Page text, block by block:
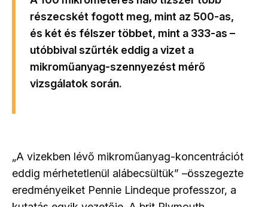
részecskét fogott meg, mint az 500-as,
és két és félszer többet, mint a 333-as –
utóbbival szűrték eddig a vizet a
mikroműanyag-szennyezést mérő
vizsgálatok során.
„A vizekben lévő mikroműanyag-koncentrációt
eddig mérhetetlenül alábecsültük” –összegezte
eredményeiket Pennie Lindeque professzor, a